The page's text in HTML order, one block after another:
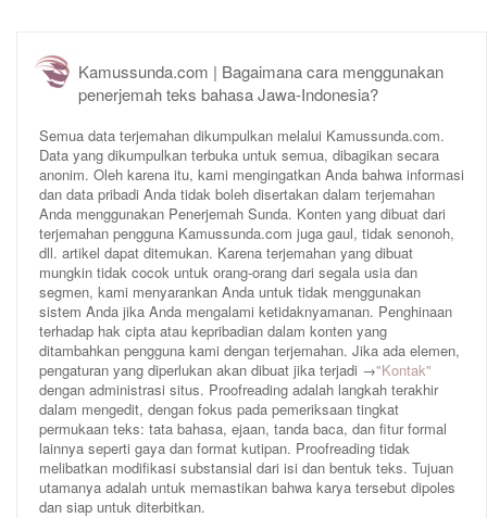
Kamussunda.com | Bagaimana cara menggunakan
penerjemah teks bahasa Jawa-Indonesia?
Semua data terjemahan dikumpulkan melalui Kamussunda.com.
Data yang dikumpulkan terbuka untuk semua, dibagikan secara
anonim. Oleh karena itu, kami mengingatkan Anda bahwa informasi
dan data pribadi Anda tidak boleh disertakan dalam terjemahan
Anda menggunakan Penerjemah Sunda. Konten yang dibuat dari
terjemahan pengguna Kamussunda.com juga gaul, tidak senonoh,
dll. artikel dapat ditemukan. Karena terjemahan yang dibuat
mungkin tidak cocok untuk orang-orang dari segala usia dan
segmen, kami menyarankan Anda untuk tidak menggunakan
sistem Anda jika Anda mengalami ketidaknyamanan. Penghinaan
terhadap hak cipta atau kepribadian dalam konten yang
ditambahkan pengguna kami dengan terjemahan. Jika ada elemen,
pengaturan yang diperlukan akan dibuat jika terjadi →"Kontak"
dengan administrasi situs. Proofreading adalah langkah terakhir
dalam mengedit, dengan fokus pada pemeriksaan tingkat
permukaan teks: tata bahasa, ejaan, tanda baca, dan fitur formal
lainnya seperti gaya dan format kutipan. Proofreading tidak
melibatkan modifikasi substansial dari isi dan bentuk teks. Tujuan
utamanya adalah untuk memastikan bahwa karya tersebut dipoles
dan siap untuk diterbitkan.